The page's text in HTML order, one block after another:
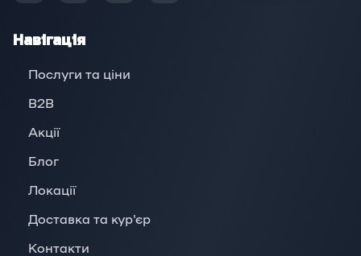
Навігація
Послуги та ціни
B2B
Акції
Блог
Локації
Доставка та кур'єр
Контакти